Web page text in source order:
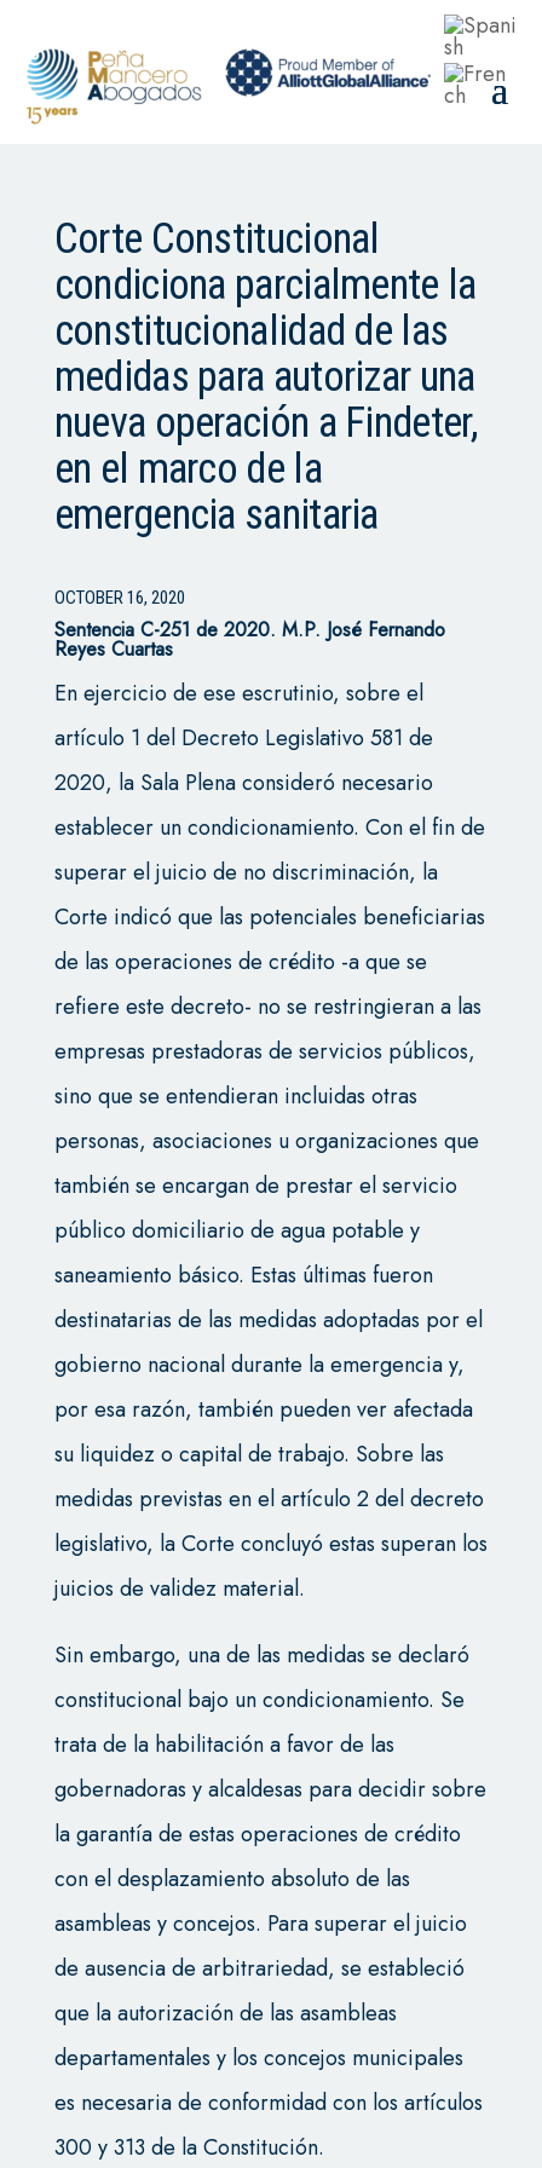
Corte Constitucional
condiciona parcialmente la
constitucionalidad de las
medidas para autorizar una
nueva operación a Findeter,
en el marco de la
emergencia sanitaria
OCTOBER 16, 2020
Sentencia C-251 de 2020. M.P. José Fernando
Reyes Cuartas
En ejercicio de ese escrutinio, sobre el
artículo 1 del Decreto Legislativo 581 de
2020, la Sala Plena consideró necesario
establecer un condicionamiento. Con el fin de
superar el juicio de no discriminación, la
Corte indicó que las potenciales beneficiarias
de las operaciones de crédito -a que se
refiere este decreto- no se restringieran a las
empresas prestadoras de servicios públicos,
sino que se entendieran incluidas otras
personas, asociaciones u organizaciones que
también se encargan de prestar el servicio
público domiciliario de agua potable y
saneamiento básico. Estas últimas fueron
destinatarias de las medidas adoptadas por el
gobierno nacional durante la emergencia y,
por esa razón, también pueden ver afectada
su liquidez o capital de trabajo. Sobre las
medidas previstas en el artículo 2 del decreto
legislativo, la Corte concluyó estas superan los
juicios de validez material.
Sin embargo, una de las medidas se declaró
constitucional bajo un condicionamiento. Se
trata de la habilitación a favor de las
gobernadoras y alcaldesas para decidir sobre
la garantía de estas operaciones de crédito
con el desplazamiento absoluto de las
asambleas y concejos. Para superar el juicio
de ausencia de arbitrariedad, se estableció
que la autorización de las asambleas
departamentales y los concejos municipales
es necesaria de conformidad con los artículos
300 y 313 de la Constitución.